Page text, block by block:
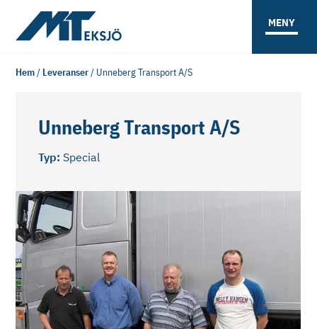
MENY
Hem/ Leveranser/ Unneberg Transport A/S
Unneberg Transport A/S
Typ: Special